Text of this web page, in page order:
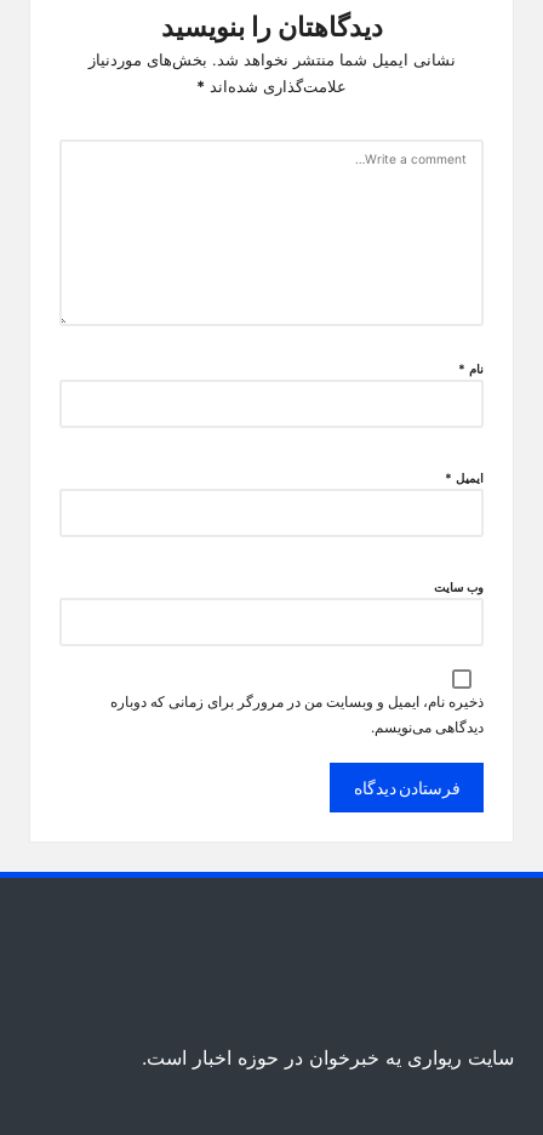
دیدگاهتان را بنویسید
نشانی ایمیل شما منتشر نخواهد شد. بخش‌های موردنیاز
علامت‌گذاری شده‌اند *
نام *
ایمیل *
وب‌ سایت
ذخیره نام، ایمیل و وبسایت من در مرورگر برای زمانی که دوباره
دیدگاهی می‌نویسم.
سایت ریواری یه خبرخوان در حوزه اخبار است.